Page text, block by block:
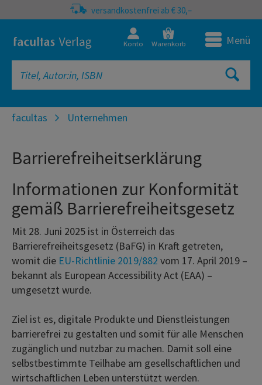
versandkostenfrei ab € 30,–
Konto
0
Warenkorb Menü
facultas Unternehmen
Barrierefreiheitserklärung
Informationen zur Konformität
gemäß Barrierefreiheitsgesetz
Mit 28. Juni 2025 ist in Österreich das
Barrierefreiheitsgesetz (BaFG) in Kraft getreten,
womit die EU-Richtlinie 2019/882 vom 17. April 2019 –
bekannt als European Accessibility Act (EAA) –
umgesetzt wurde.
Ziel ist es, digitale Produkte und Dienstleistungen
barrierefrei zu gestalten und somit für alle Menschen
zugänglich und nutzbar zu machen. Damit soll eine
selbstbestimmte Teilhabe am gesellschaftlichen und
wirtschaftlichen Leben unterstützt werden.